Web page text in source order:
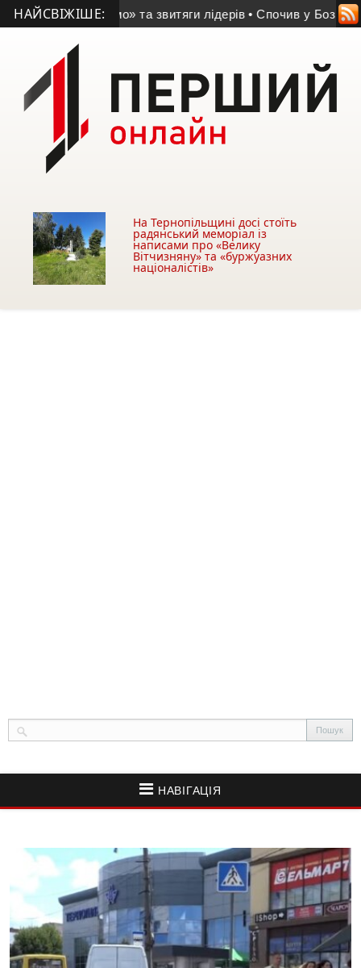
НАЙСВІЖІШЕ:
«Динамо» та звитяги лідерів • Спочив у Бозі відомий
На Тернопільщині досі стоїть
радянський меморіал із
написами про «Велику
Вітчизняну» та «буржуазних
націоналістів»
НАВІГАЦІЯ